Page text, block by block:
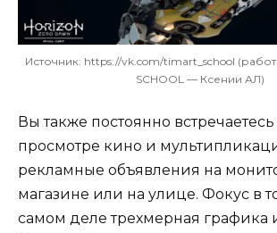
Источник: https://vk.com/timart_school
SCHOOL — Ксении АЛ)
Вы также постоянно
просмотре кино и
рекламные объявления на
магазине или на улице. Фокус в
самом деле трехмерная графика